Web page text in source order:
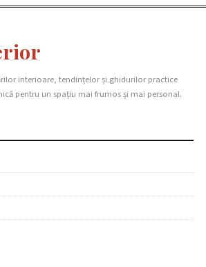
interioare, tendințelor și ghidurilor practice
pentru un spațiu mai frumos și mai personal.